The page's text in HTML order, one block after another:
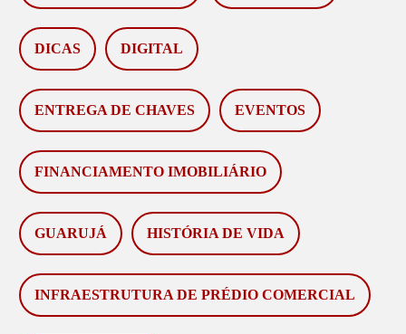
DICAS DIGITAL
ENTREGA DE CHAVES EVENTOS
FINANCIAMENTO IMOBILIÁRIO
GUARUJÁ HISTÓRIA DE VIDA
INFRAESTRUTURA DE PRÉDIO COMERCIAL